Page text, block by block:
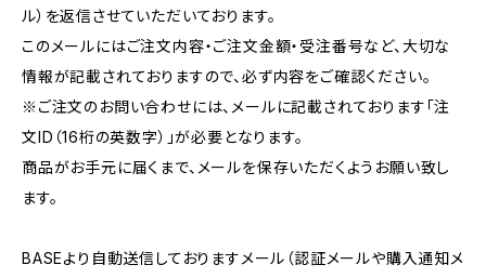
ル）を返信させていただいております。
このメールにはご注文内容・ご注文金額・受注番号など、大切な
情報が記載されておりますので、必ず内容をご確認ください。
※ご注文のお問い合わせには、メールに記載されております「注
文ID（16桁の英数字）」が必要となります。
商品がお手元に届くまで、メールを保存いただくようお願い致し
ます。
BASEより自動送信しておりますメール（認証メールや購入通知メ